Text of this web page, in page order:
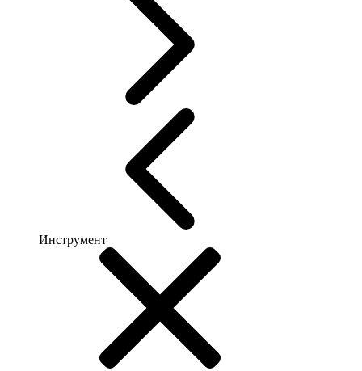
Инструмент